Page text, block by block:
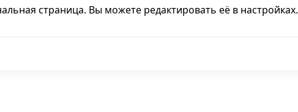
страница. Вы можете редактировать её в настройках.